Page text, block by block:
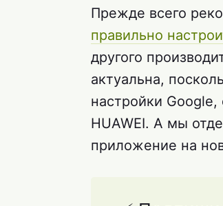
Прежде всего
правильно
другого
актуальна,
настройки
HUAWEI. А мы
приложение на